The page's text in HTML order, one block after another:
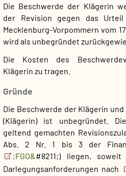
Die Beschwerde der Klägerin
der Revision gegen das Urteil
Mecklenburg-Vorpommern vom
wird als unbegründet
Die Kosten des
Klägerin zu tragen.
Gründe
Die Beschwerde der Klägerin
(Klägerin) ist unbegründet.
geltend gemachten
Abs. 2 Nr. 1 bis 3 der
;FGO&#8211;) liegen,
Darlegungsanforderungen nach